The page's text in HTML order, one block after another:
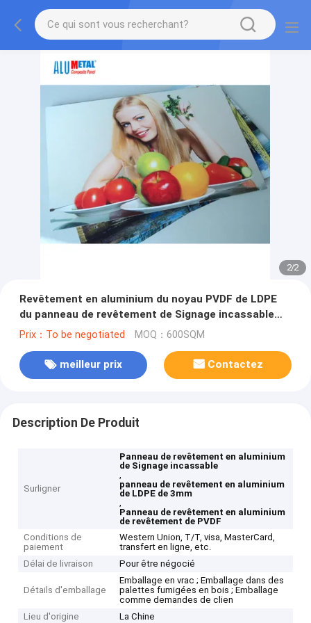
2/2
Revêtement en aluminium du noyau PVDF de LDPE
du panneau de revêtement de Signage incassable
3mm
Prix：To be negotiated MOQ：600SQM
meilleur prix Contactez
Description De Produit
Surligner
Panneau de revêtement en aluminium
de Signage incassable
,
panneau de revêtement en aluminium
de LDPE de 3mm
,
Panneau de revêtement en aluminium
de revêtement de PVDF
Conditions de
paiement
Western Union, T/T, visa, MasterCard,
transfert en ligne, etc.
Délai de livraison
Pour être négocié
Détails d'emballage
Emballage en vrac ; Emballage dans des
palettes fumigées en bois ; Emballage
comme demandes de clien
Lieu d'origine
La Chine